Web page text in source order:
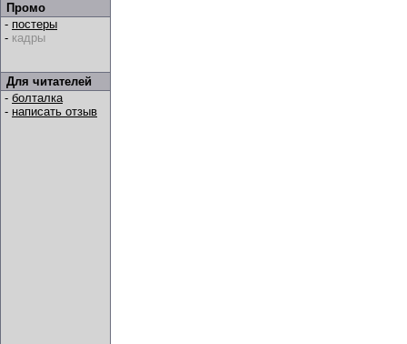
Промо
- постеры
- кадры
Для читателей
- болталка
- написать отзыв